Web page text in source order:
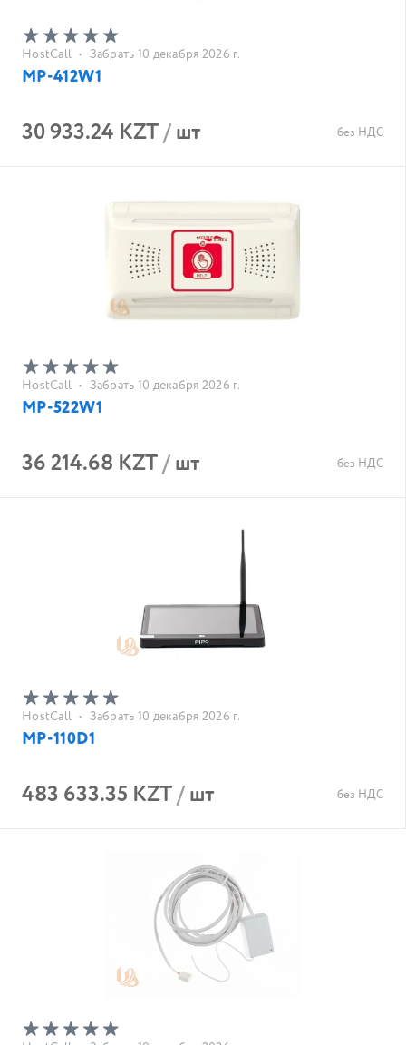
HostCall • Забрать 10 декабря 2026 г.
MP-412W1
30 933.24 KZT/шт без НДС
HostCall • Забрать 10 декабря 2026 г.
MP-522W1
36 214.68 KZT/шт без НДС
HostCall • Забрать 10 декабря 2026 г.
MP-110D1
483 633.35 KZT/шт без НДС